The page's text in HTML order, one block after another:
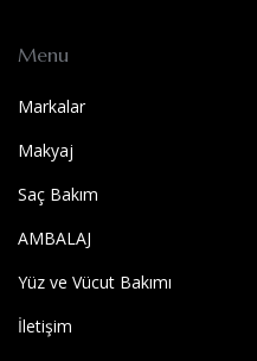
Menu
Markalar
Makyaj
Saç Bakım
AMBALAJ
Yüz ve Vücut Bakımı
İletişim